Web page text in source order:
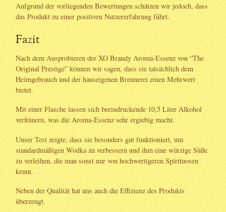
Aufgrund der vorliegenden Bewertungen schätzen wir jedoch, dass
das Produkt zu einer positiven Nutzererfahrung führt.
Fazit
Nach dem Ausprobieren der XO Brandy Aroma-Essenz von “The
Original Prestige” können wir sagen, dass sie tatsächlich dem
Heimgebrauch und der hauseigenen Brennerei einen Mehrwert
bietet.
Mit einer Flasche lassen sich beeindruckende 10,5 Liter Alkohol
verfeinern, was die Aroma-Essenz sehr ergiebig macht.
Unser Test zeigte, dass sie besonders gut funktioniert, um
standardmäßigen Wodka zu verbessern und ihm eine würzige Süße
zu verleihen, die man sonst nur von hochwertigeren Spirituosen
kennt.
Neben der Qualität hat uns auch die Effizienz des Produkts
überzeugt.